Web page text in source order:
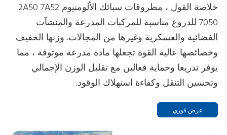
خلاصة القول ، مطروقات سبائك الألومنيوم 2A50 7A52
7050 للدروع مناسبة للمركبات المدرعة والمنشآت
الفضائية والعسكرية وغيرها من المجالات. وزنها الخفيف
وخصائصها عالية القوة تجعلها مادة مدرعة موثوقة ، مما
يوفر تدريعا وحماية فعالين مع تقليل الوزن الإجمالي
وتحسين التنقل وكفاءة استهلاك الوقود.
عرض فوري